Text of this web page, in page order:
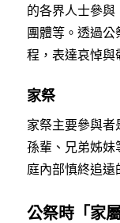
的各界人士參與
團體等。透過
程，表達哀悼與
家祭
家祭主要參與者
孫輩、兄弟姊妹
庭內部慎終追遠
公祭時「家